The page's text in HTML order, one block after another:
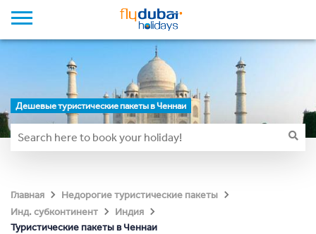
Дешевые туристические пакеты в Ченнаи
Главная
Недорогие туристические пакеты
Инд. субконтинент
Индия
Туристические пакеты в Ченнаи